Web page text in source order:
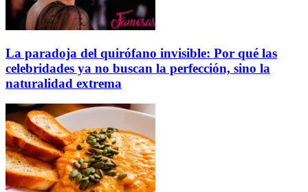
La paradoja del quirófano invisible: Por qué las
celebridades ya no buscan la perfección, sino la
naturalidad extrema